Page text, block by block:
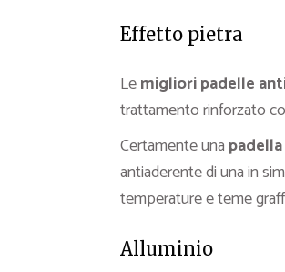
Effetto pietra
Lemigliori padelle
trattamento rinforzato
Certamente una
antiaderente di una in
temperature e teme
Alluminio